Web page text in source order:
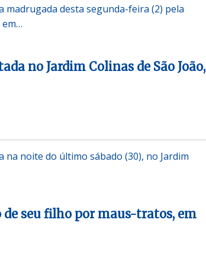
madrugada desta segunda-feira (2) pela
em…
no Jardim Colinas de São João,
noite do último sábado (30), no Jardim
seu filho por maus-tratos, em